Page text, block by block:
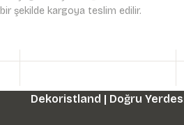
Gönder
bir şekilde kargoya teslim edilir.
Dekoristland | Doğru